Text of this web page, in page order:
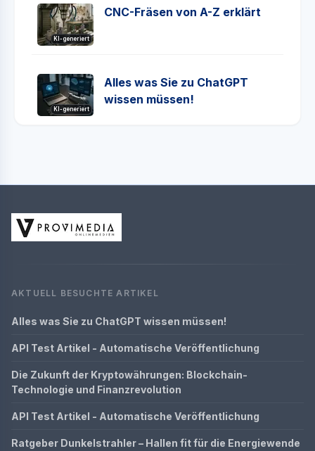
KI-generiert
CNC-Fräsen von A-Z erklärt
KI-generiert
Alles was Sie zu ChatGPT
wissen müssen!
AKTUELL BESUCHTE ARTIKEL
Alles was Sie zu ChatGPT wissen müssen!
API Test Artikel - Automatische Veröffentlichung
Die Zukunft der Kryptowährungen: Blockchain-
Technologie und Finanzrevolution
API Test Artikel - Automatische Veröffentlichung
Ratgeber Dunkelstrahler – Hallen fit für die Energiewende